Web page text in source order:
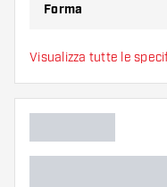
spessore diverso
Forma
Tipo
Colore principale
Visualizza tutte le